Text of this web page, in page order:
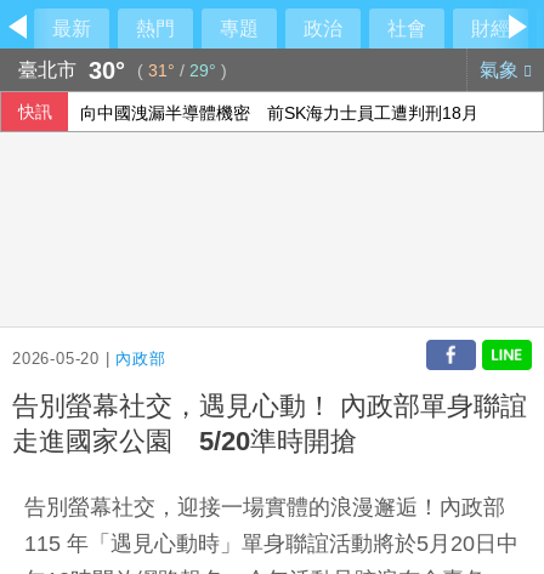
最新 熱門 專題 政治 社會
財經
臺北市 30° ( 31° / 29° ) 氣象
快訊 向中國洩漏半導體機密 前SK海力士員工遭判刑18月
2026-05-20 | 內政部
告別螢幕社交，遇見心動！ 內政部單身聯誼
走進國家公園 5/20準時開搶
告別螢幕社交，迎接一場實體的浪漫邂逅！內政部
115 年「遇見心動時」單身聯誼活動將於5月20日中